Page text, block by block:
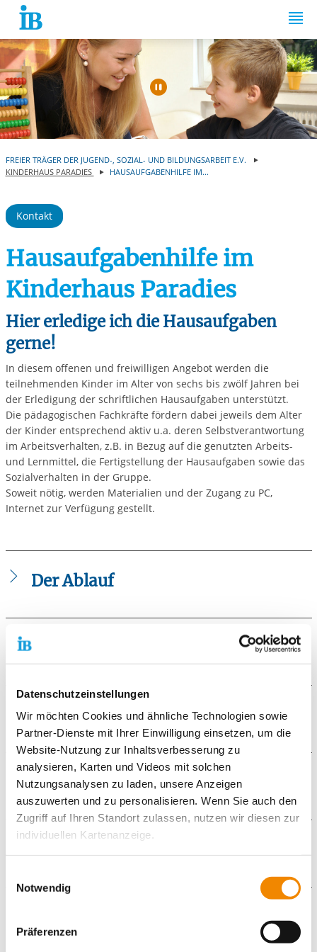
Datenschutzeinstellungen
Wir möchten Cookies und ähnliche Technologien sowie
Partner-Dienste mit Ihrer Einwilligung einsetzen, um die
Website-Nutzung zur Inhaltsverbesserung zu
analysieren, Karten und Videos mit solchen
Nutzungsanalysen zu laden, unsere Anzeigen
auszuwerten und zu personalisieren. Wenn Sie auch den
Zugriff auf Ihren Standort zulassen, nutzen wir diesen zur
individuellen Kartenanzeige.
unsere Partner Daten wie Ihre IP-Adresse und
verarbeiten diese zusammen mit Daten von anderen
Websites. Die Partner erkennen mitunter auch, wenn Sie
zum Website-Besuch verschiedene Geräte verwenden,
Notwendig
Präferenzen
Springe zum Inhalt
Automatische
FREIER TRÄGER DER JUGEND-, SOZIAL- UND BILDUNGSARBEIT E.V.
KINDERHAUS PARADIES
HAUSAUFGABENHILFE IM...
Kontakt
Hausaufgabenhilfe im
Kinderhaus Paradies
Hier erledige ich die Hausaufgaben
gerne!
In diesem offenen und freiwilligen Angebot werden die
teilnehmenden Kinder im Alter von sechs bis zwölf Jahren bei
der Erledigung der schriftlichen Hausaufgaben unterstützt.
Die pädagogischen Fachkräfte fördern dabei jeweils dem Alter
der Kinder entsprechend aktiv u.a. deren Selbstverantwortung
im Arbeitsverhalten, z.B. in Bezug auf die genutzten Arbeits-
und Lernmittel, die Fertigstellung der Hausaufgaben sowie das
Sozialverhalten in der Gruppe.
Soweit nötig, werden Materialien und der Zugang zu PC,
Internet zur Verfügung gestellt.
Der Ablauf
Vorgabe verbindlicher Regeln
Spiele
Beziehungsarbeit
offenes, freiwilliges Angebot
Gesprächsangebot
Die Zielgruppe
Die Ziele des Angebots
Fertigstellung der Hausaufgaben
Verbesserung der Lernmotivation
Leistungsförderung
Leistungsverbesserung
Verbesserung des Sozialverhaltens
Verbesserung sozialer Kompetenzen
Weitere Informationen
Montag bis Freitag von 14 bis 17 Uhr
Downloads
IB_Flyer_-_Kinderhaus_Paradies_2020.pdf